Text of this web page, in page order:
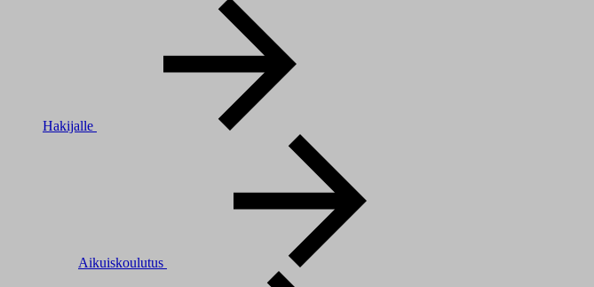
Hakijalle
Aikuiskoulutus